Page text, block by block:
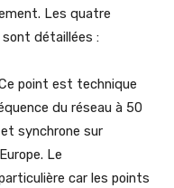
Les quatre
détaillées :
point est technique
du réseau à 50
synchrone sur
Le
car les points